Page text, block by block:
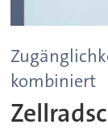
kombiniert